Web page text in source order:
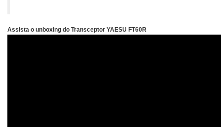
Assista o unboxing do Transceptor YAESU FT60R